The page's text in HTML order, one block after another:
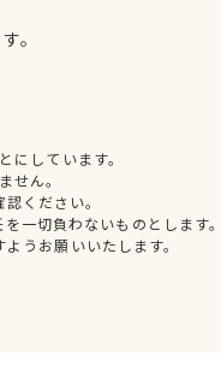
。
しています。
せん。
ください。
一切負わないものとします。
うお願いいたします。